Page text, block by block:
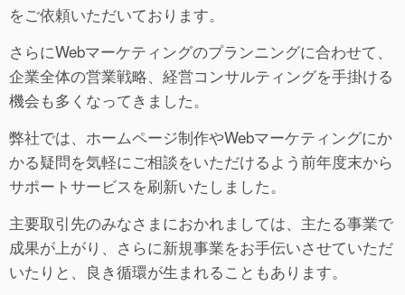
をご依頼いただいております。
さらにWebマーケティングのプランニングに合わせて、
企業全体の営業戦略、経営コンサルティングを手掛ける
機会も多くなってきました。
弊社では、ホームページ制作やWebマーケティングにか
かる疑問を気軽にご相談をいただけるよう前年度末から
サポートサービスを刷新いたしました。
主要取引先のみなさまにおかれましては、主たる事業で
成果が上がり、さらに新規事業をお手伝いさせていただ
いたりと、良き循環が生まれることもあります。